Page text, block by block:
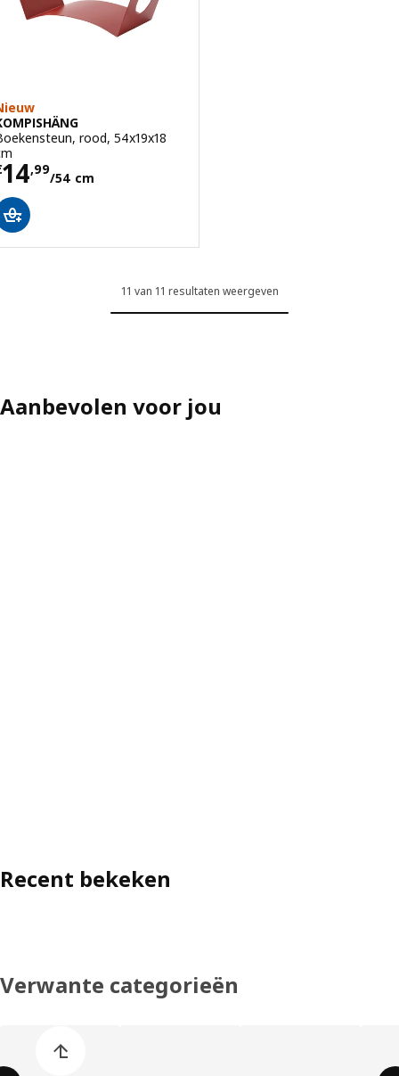
rood, 54x19x18
14,99
/54 cm
€ 14,99/54 cm
11 van 11 resultaten weergeven
Aanbevolen voor jou
Recent bekeken
Verwante categorieën